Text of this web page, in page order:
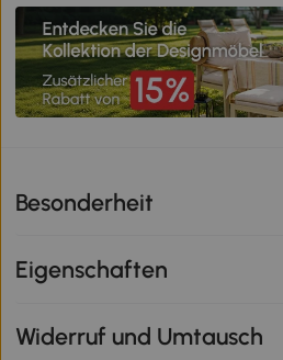
Besonderheit
Eigenschaften
Widerruf und Umtausch